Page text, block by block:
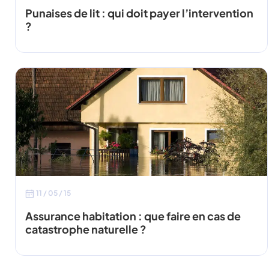
Punaises de lit : qui doit payer l’intervention
?
11 / 05 / 15
Assurance habitation : que faire en cas de
catastrophe naturelle ?